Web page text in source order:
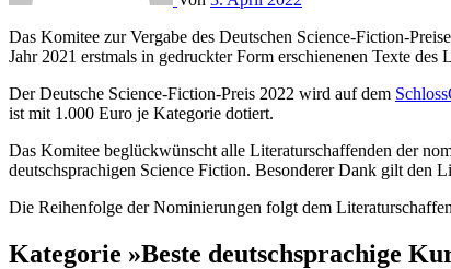
Das Komitee zur Vergabe des Deutschen Science-Fiction-Preises (DSFP) freut sich, die Nominierungen für den DSFP 2022 bekanntzugeben. Für den DSFP 2022 sind alle im Original in deutscher Sprache im
Jahr 2021 erstmals in gedruckter Form erschienenen Texte des
Der Deutsche Science-Fiction-Preis 2022 wird auf dem
ist mit 1.000 Euro je Kategorie dotiert.
Das Komitee beglückwünscht alle Literaturschaffenden der
deutschsprachigen Science Fiction. Besonderer Dank gilt den
Die Reihenfolge der Nominierungen folgt dem
Kategorie »Beste deutschsprachige